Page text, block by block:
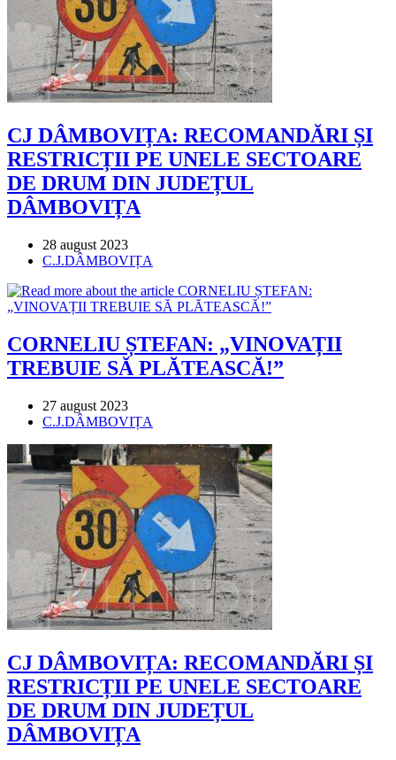
CJ DÂMBOVIȚA: RECOMANDĂRI ȘI
RESTRICȚII PE UNELE SECTOARE
DE DRUM DIN JUDEȚUL
DÂMBOVIȚA
Post
published:
28 august 2023
Post
C.J.DÂMBOVIȚA
CORNELIU ȘTEFAN: „VINOVAȚII
TREBUIE SĂ PLĂTEASCĂ!”
Post
published:
27 august 2023
Post
C.J.DÂMBOVIȚA
CJ DÂMBOVIȚA: RECOMANDĂRI ȘI
RESTRICȚII PE UNELE SECTOARE
DE DRUM DIN JUDEȚUL
DÂMBOVIȚA